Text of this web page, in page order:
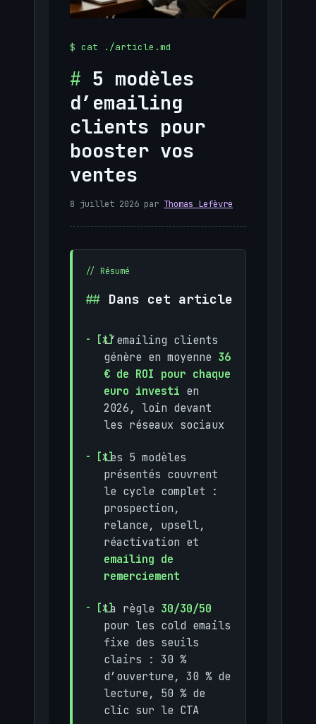
5 modèles
d’emailing
clients pour
booster vos
ventes
8 juillet 2026 par Thomas Lefèvre
Dans cet article
L’emailing clients
génère en moyenne 36
€ de ROI pour chaque
euro investi en
2026, loin devant
les réseaux sociaux
Les 5 modèles
présentés couvrent
le cycle complet :
prospection,
relance, upsell,
réactivation et
emailing de
remerciement
La règle 30/30/50
pour les cold emails
fixe des seuils
clairs : 30 %
d’ouverture, 30 % de
lecture, 50 % de
clic sur le CTA